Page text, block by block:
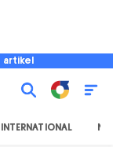
INTERNATIONAL